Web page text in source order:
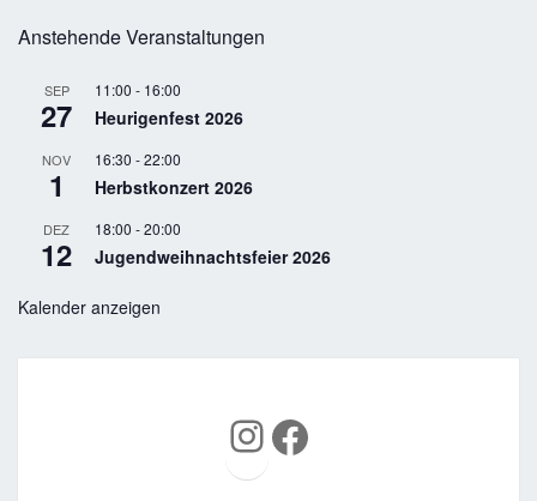
Anstehende Veranstaltungen
SEP
27
11:00 - 16:00
Heurigenfest 2026
NOV
1
16:30 -22:00
Herbstkonzert 2026
DEZ
12
18:00 -20:00
Jugendweihnachtsfeier 2026
Kalender anzeigen
Instagram
Facebook